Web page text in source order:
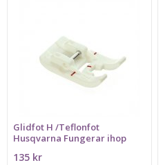
Glidfot H /Teflonfot
Husqvarna Fungerar ihop
135 kr